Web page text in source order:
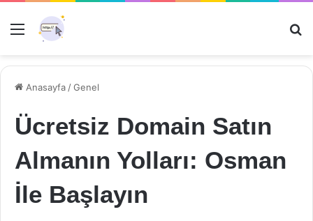
Menü
Anasayfa /Genel
Ücretsiz Domain Satın
Almanın Yolları: Osman
İle Başlayın